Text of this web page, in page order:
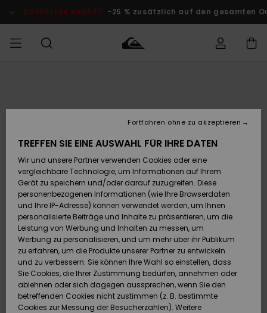
Produktinformation
DOPPELTER RABATT -25 % zusätzlich auf den gesamten
Accessoires
Schuhe&
Flip-Flops
Surf
Snow
Brandneu
Accessoires
Schuhe&
Flip-Flops
Surf
Snow
Brandneu
FRAUEN
Brandneu
Highlights
Snow
SURF
Kinder
Highlights
Community
SNOW
Snow Shop
Kinder
Snow Shop
Damen
Highlights
Community
DOPPELTER
RABATT
KINDER
Outlet
Frauen
HILFE & KONTAKT
Retouren
Bezahlung
Geschenkkarte
Quiksilver
Freedom
Datenschutz
TREFFEN SIE EINE AUSWAHL FÜR IHRE DATEN
Wir und unsere Partner verwenden Cookies oder eine
vergleichbare Technologie, um Informationen auf Ihrem
Gerät zu speichern und/oder darauf zuzugreifen. Diese
personenbezogenen Informationen (wie Ihre Browserdaten
und Ihre IP-Adresse) können verwendet werden, um Ihnen
personalisierte Beiträge und Inhalte zu präsentieren, um die
Leistung von Werbung und Inhalten zu messen, um
Werbung zu personalisieren, und um mehr über ihr Publikum
zu erfahren, um die Produkte unserer Partner zu entwickeln
und zu verbessern. Sie können Ihre Wahl so einstellen, dass
Sie Cookies, die Ihrer Zustimmung bedürfen, annehmen oder
ablehnen oder sich dagegen aussprechen, wenn Sie den
betreffenden Cookies nicht zustimmen (z. B. bestimmte
Cookies zur Messung der Besucherzahlen). Weitere
Fortfahren ohne zu akzeptieren